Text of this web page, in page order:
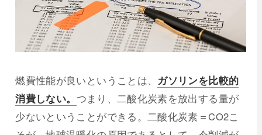
燃費性能が良いということは、 ガソリンを比較的
消費しない。 つまり、二酸化炭素を放出する量が
少ないということができる。二酸化炭素＝CO2こ